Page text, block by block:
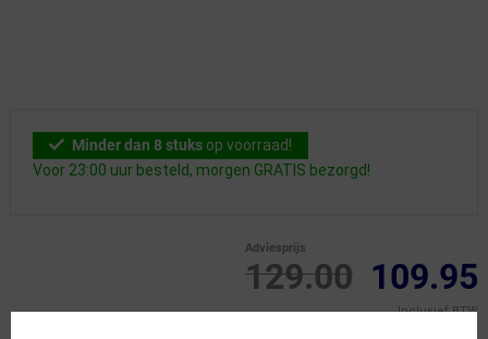
Minder dan 8 stuks op voorraad!
Voor 23:00 uur besteld, morgen GRATIS bezorgd!
129.00
Adviesprijs
109.95
Inclusief BTW